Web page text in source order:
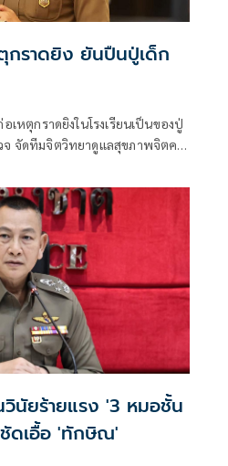
กราดยิง ยันปืนปู่เด็ก
เหตุกราดยิงในโรงเรียนเป็นของปู่
จัดทีมจิตวิทยาดูแลสุขภาพจิตครู
นัยร้ายแรง '3 หมอชั้น
ดเอื้อ 'ทักษิณ'